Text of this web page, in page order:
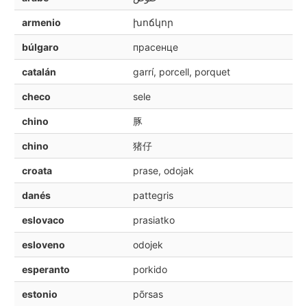
armenio խոճկոր
búlgaro прасенце
catalán garrí, porcell, porquet
checo sele
chino 豚
chino 猪仔
croata prase, odojak
danés pattegris
eslovaco prasiatko
esloveno odojek
esperanto porkido
estonio põrsas